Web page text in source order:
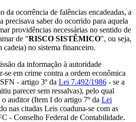
da ocorrência de falências encadeadas, a
precisava saber do ocorrido para aquela
providências necessárias no sentido de
de "RISCO SISTÊMICO", ou seja,
cadeia) no sistema financeiro.
da informação à autoridade
se em crime contra a ordem econômica
- artigo 3º da Lei 7.492/1986 - se a
parecer sem ressalvas), pelo qual
auditor (Item I do artigo 7º da Lei
nas citadas Leis coaduna-se com as
- Conselho Federal de Contabilidade.